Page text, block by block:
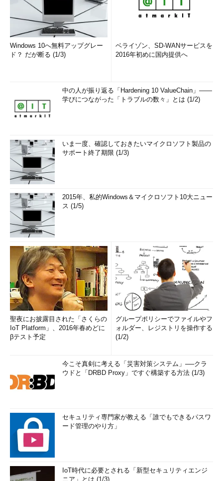
Windows 10へ無料アップグレー
ド？ だが断る (1/3)
ベライゾン、SD-WANサービスを
2016年初めに国内提供へ
中の人が振り返る「Hardening 10 ValueChain」――
学びにつながった「トラブルの数々」とは (1/2)
いま一度、確認しておきたいマイクロソフト製品の
サポート終了期限 (1/3)
2015年、私的Windows＆マイクロソフト10大ニュー
ス (1/5)
聖夜にお披露目された「さくらの
IoT Platform」、2016年春めどに
βテスト予定
グループポリシーでファイルやフ
ォルダー、レジストリを操作する
(1/2)
今こそ真剣に考える「災害対策システム」──クラ
ウドと「DRBD Proxy」ですぐ構築する方法 (1/3)
セキュリティ専門家が教える「誰でもできるパスワ
ード管理のやり方」
IoT時代に必要とされる「新型セキュリティエンジ
ニア」とは (1/3)